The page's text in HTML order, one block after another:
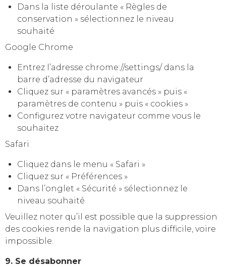
Dans la liste déroulante « Règles de
conservation » sélectionnez le niveau
souhaité
Google Chrome
Entrez l’adresse chrome://settings/ dans la
barre d’adresse du navigateur
Cliquez sur « paramètres avancés » puis «
paramètres de contenu » puis « cookies »
Configurez votre navigateur comme vous le
souhaitez
Safari
Cliquez dans le menu « Safari »
Cliquez sur « Préférences »
Dans l’onglet « Sécurité » sélectionnez le
niveau souhaité
Veuillez noter qu’il est possible que la suppression
des cookies rende la navigation plus difficile, voire
impossible.
9. Se désabonner